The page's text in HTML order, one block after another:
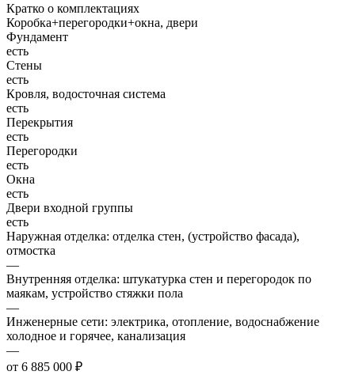
Кратко о комплектациях
Коробка+перегородки+окна, двери
Фундамент
есть
Стены
есть
Кровля, водосточная система
есть
Перекрытия
есть
Перегородки
есть
Окна
есть
Двери входной группы
есть
Наружная отделка: отделка стен, (устройство фасада),
отмостка
—
Внутренняя отделка: штукатурка стен и перегородок по
маякам, устройство стяжки пола
—
Инженерные сети: электрика, отопление, водоснабжение
холодное и горячее, канализация
—
от 6 885 000 ₽